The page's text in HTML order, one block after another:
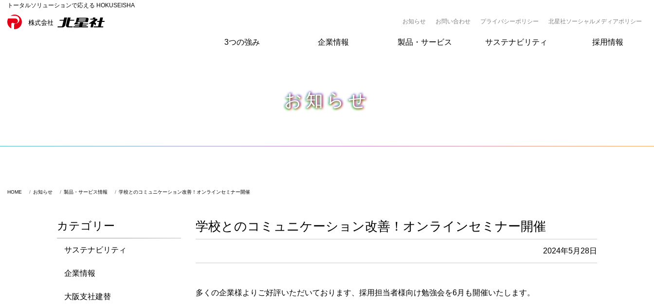
トータルソリューションで応える HOKUSEISHA
お知らせ お問い合わせ プライバシーポリシー 北星社ソーシャルメディアポリシー
3つの強み 企業情報 製品・サービス サステナビリティ 採用情報
お知らせ
HOME お知らせ 製品・サービス情報 学校とのコミュニケーション改善！オンラインセミナー開催
学校とのコミュニケーション改善！オンラインセミナー開催
2024年5月28日
多くの企業様よりご好評いただいております、採用担当者様向け勉強会を6月も開催いたします。
カテゴリー
サステナビリティ
企業情報
大阪支社建替